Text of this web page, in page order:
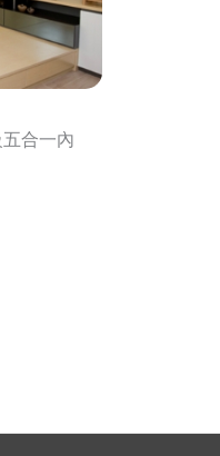
合一內